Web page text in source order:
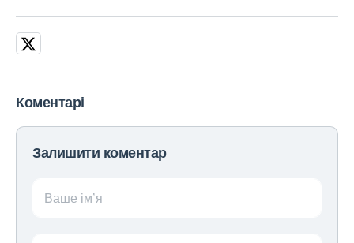
Коментарі
Залишити коментар
Ваше ім’я